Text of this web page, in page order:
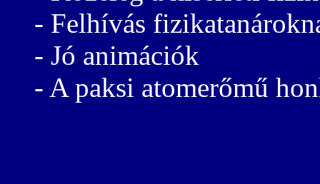
- Felhívás
- Jó animációk
- A paksi atomerőmű